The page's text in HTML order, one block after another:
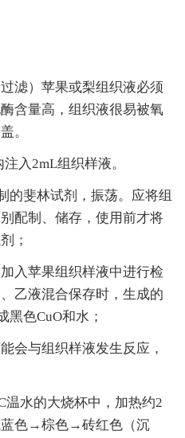
）苹果或梨组织液必须
含量高，组织液很易被氧
。
入2mL组织样液。
斐林试剂，振荡。应将组
配制、储存，使用前才将
；
苹果组织样液中进行检
乙液混合保存时，生成的
黑色CuO和水；
与组织样液发生反应，
水的大烧杯中，加热约2
蓝色→棕色→砖红色（沉